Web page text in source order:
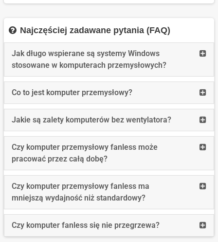
Najczęściej zadawane pytania (FAQ)
Jak długo wspierane są systemy Windows
stosowane w komputerach przemysłowych?
Read
Jak
długo
są
Co to jest komputer przemysłowy?
Read
more:
Co
jest
Jakie są zalety komputerów bez wentylatora?
Read
more:
Jakie
bez
Czy komputer przemysłowy fanless może
pracować przez całą dobę?
Read
Czy
może
Czy komputer przemysłowy fanless ma
mniejszą wydajność niż standardowy?
Read
Czy
Czy komputer fanless się nie przegrzewa?
Read
more: